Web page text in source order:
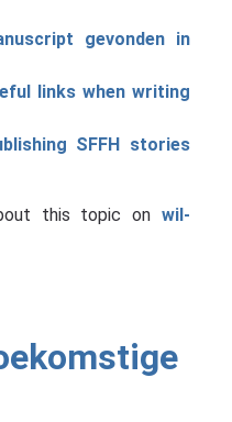
gevonden in
links when writing
SFFH stories
this topic on wil-